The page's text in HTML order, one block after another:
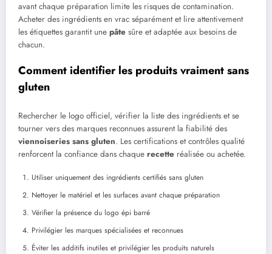
avant chaque préparation limite les risques de contamination.
Acheter des ingrédients en vrac séparément et lire attentivement
les étiquettes garantit une pâte sûre et adaptée aux besoins de
chacun.
Comment identifier les produits vraiment sans
gluten
Rechercher le logo officiel, vérifier la liste des ingrédients et se
tourner vers des marques reconnues assurent la fiabilité des
viennoiseries sans gluten. Les certifications et contrôles qualité
renforcent la confiance dans chaque recette réalisée ou achetée.
Utiliser uniquement des ingrédients certifiés sans gluten
Nettoyer le matériel et les surfaces avant chaque préparation
Vérifier la présence du logo épi barré
Privilégier les marques spécialisées et reconnues
Éviter les additifs inutiles et privilégier les produits naturels